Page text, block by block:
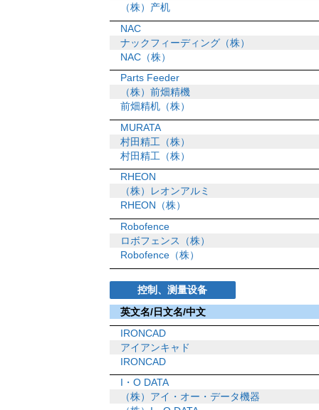
（株）产机
NAC
ナックフィーディング（株）
NAC（株）
Parts Feeder
（株）前畑精機
前畑精机（株）
MURATA
村田精工（株）
村田精工（株）
RHEON
（株）レオンアルミ
RHEON（株）
Robofence
ロボフェンス（株）
Robofence（株）
控制、测量设备
英文名/日文名/中文
IRONCAD
アイアンキャド
IRONCAD
I・O DATA
（株）アイ・オー・データ機器